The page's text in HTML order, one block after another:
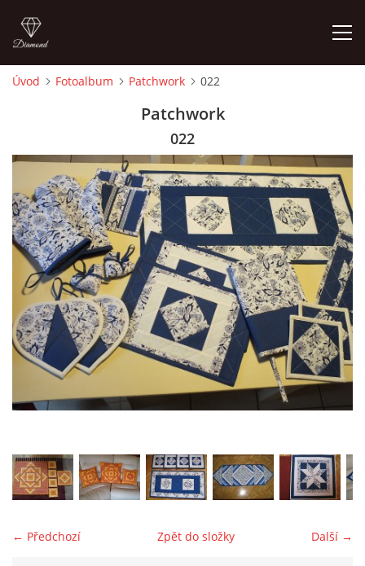
CEDULKY
MOJE POSLEDNÍ PRÁCE
jk-laguna@seznam.cz
Úvod Fotoalbum Patchwork 022
Patchwork
022
← Předchozí Další →
Zpět do složky